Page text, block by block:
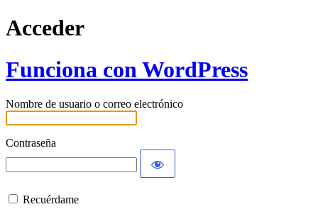
Acceder
Funciona con WordPress
Nombre de usuario o correo electrónico
Contraseña
Recuérdame